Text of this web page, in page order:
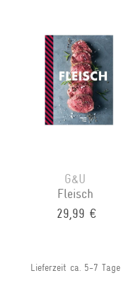
G&U
Fleisch
29,99 €
Lieferzeit ca. 5-7 Tage